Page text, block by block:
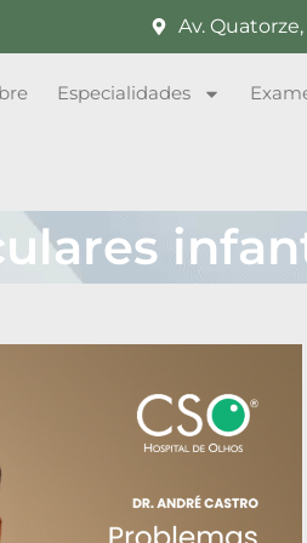
Av.
Especialidades